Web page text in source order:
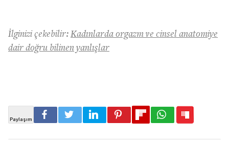
İlginizi çekebilir: Kadınlarda orgazm ve cinsel anatomiye
dair doğru bilinen yanlışlar